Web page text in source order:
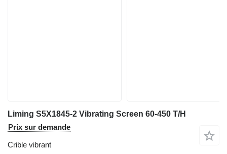
Liming S5X1845-2 Vibrating Screen 60-450 T/H
Prix sur demande
Crible vibrant